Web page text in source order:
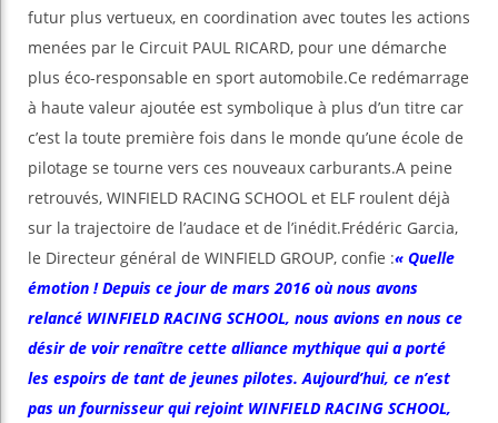
futur plus vertueux, en coordination avec toutes les actions
menées par le Circuit PAUL RICARD, pour une démarche
plus éco-responsable en sport automobile.Ce redémarrage
à haute valeur ajoutée est symbolique à plus d’un titre car
c’est la toute première fois dans le monde qu’une école de
pilotage se tourne vers ces nouveaux carburants.A peine
retrouvés, WINFIELD RACING SCHOOL et ELF roulent déjà
sur la trajectoire de l’audace et de l’inédit.Frédéric Garcia,
le Directeur général de WINFIELD GROUP, confie :« Quelle
émotion ! Depuis ce jour de mars 2016 où nous avons
relancé WINFIELD RACING SCHOOL, nous avions en nous ce
désir de voir renaître cette alliance mythique qui a porté
les espoirs de tant de jeunes pilotes. Aujourd’hui, ce n’est
pas un fournisseur qui rejoint WINFIELD RACING SCHOOL,